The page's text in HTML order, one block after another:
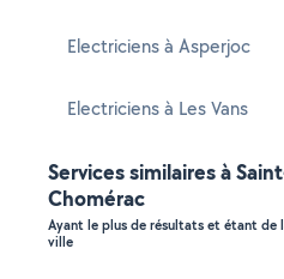
Electriciens à Asperjoc
Electriciens à Les Vans
Services similaires à
Chomérac
Ayant le plus de résultats et étant
ville